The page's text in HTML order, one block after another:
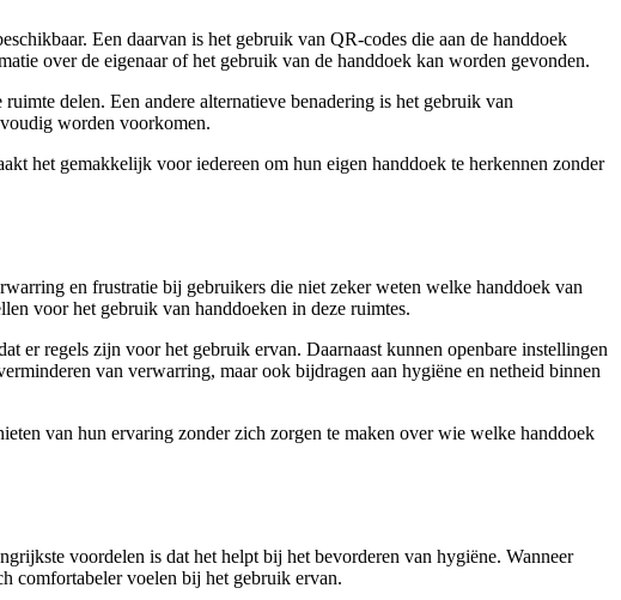
Een daarvan is het gebruik van QR-codes die aan de handdoek
over de eigenaar of het gebruik van de handdoek kan worden gevonden.
delen. Een andere alternatieve benadering is het gebruik van
worden voorkomen.
het gemakkelijk voor iedereen om hun eigen handdoek te herkennen zonder
en frustratie bij gebruikers die niet zeker weten welke handdoek van
voor het gebruik van handdoeken in deze ruimtes.
er regels zijn voor het gebruik ervan. Daarnaast kunnen openbare instellingen
van verwarring, maar ook bijdragen aan hygiëne en netheid binnen
van hun ervaring zonder zich zorgen te maken over wie welke handdoek
voordelen is dat het helpt bij het bevorderen van hygiëne. Wanneer
comfortabeler voelen bij het gebruik ervan.